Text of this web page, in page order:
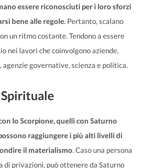
essere riconosciuti per i loro sforzi
bene alle regole. Pertanto, scalano
un ritmo costante. Tendono a essere
nei lavori che coinvolgono aziende,
governative, scienza e politica.
lo Scorpione, quelli con Saturno
raggiungere i più alti livelli di
il materialismo. Caso una persona
di privazioni, può ottenere da Saturno